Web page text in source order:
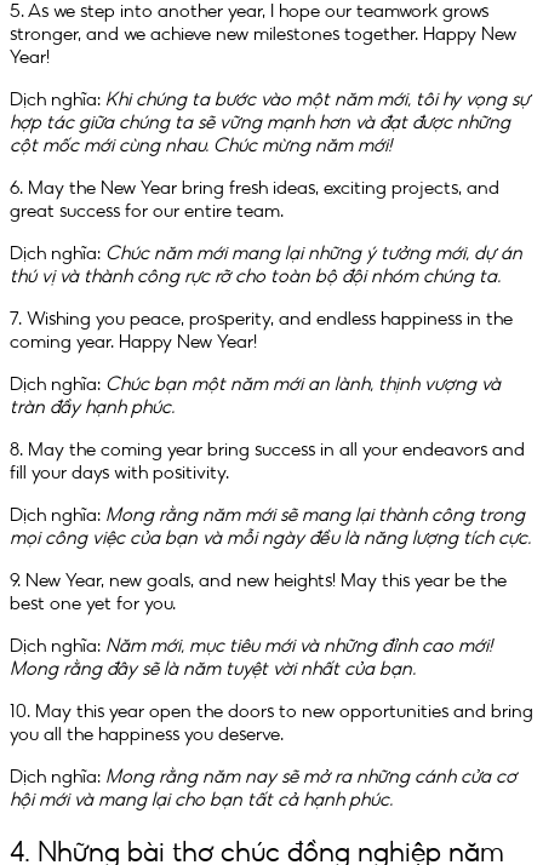
5. As we step into another year, I hope our teamwork grows
stronger, and we achieve new milestones together. Happy New
Year!
Dịch nghĩa: Khi chúng ta bước vào một năm mới, tôi hy vọng sự
hợp tác giữa chúng ta sẽ vững mạnh hơn và đạt được những
cột mốc mới cùng nhau. Chúc mừng năm mới!
6. May the New Year bring fresh ideas, exciting projects, and
great success for our entire team.
Dịch nghĩa: Chúc năm mới mang lại những ý tưởng mới, dự án
thú vị và thành công rực rỡ cho toàn bộ đội nhóm chúng ta.
7. Wishing you peace, prosperity, and endless happiness in the
coming year. Happy New Year!
Dịch nghĩa: Chúc bạn một năm mới an lành, thịnh vượng và
tràn đầy hạnh phúc.
8. May the coming year bring success in all your endeavors and
fill your days with positivity.
Dịch nghĩa: Mong rằng năm mới sẽ mang lại thành công trong
mọi công việc của bạn và mỗi ngày đều là năng lượng tích cực.
9. New Year, new goals, and new heights! May this year be the
best one yet for you.
Dịch nghĩa: Năm mới, mục tiêu mới và những đỉnh cao mới!
Mong rằng đây sẽ là năm tuyệt vời nhất của bạn.
10. May this year open the doors to new opportunities and bring
you all the happiness you deserve.
Dịch nghĩa: Mong rằng năm nay sẽ mở ra những cánh cửa cơ
hội mới và mang lại cho bạn tất cả hạnh phúc.
4. Những bài thơ chúc đồng nghiệp năm